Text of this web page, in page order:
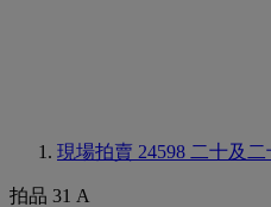
現場拍賣 24598 二十及
拍品 31 A